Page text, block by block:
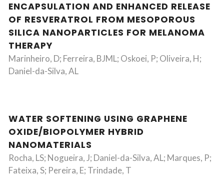
ENCAPSULATION AND ENHANCED RELEASE
OF RESVERATROL FROM MESOPOROUS
SILICA NANOPARTICLES FOR MELANOMA
THERAPY
Marinheiro, D; Ferreira, BJML; Oskoei, P; Oliveira, H;
Daniel-da-Silva, AL
WATER SOFTENING USING GRAPHENE
OXIDE/BIOPOLYMER HYBRID
NANOMATERIALS
Rocha, LS; Nogueira, J; Daniel-da-Silva, AL; Marques, P;
Fateixa, S; Pereira, E; Trindade, T